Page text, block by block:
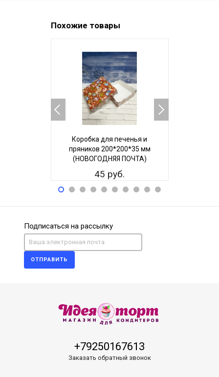
Похожие товары
Коробка для печенья и
пряников 200*200*35 мм
(НОВОГОДНЯЯ ПОЧТА)
45 руб.
Подписаться на рассылку
ОТПРАВИТЬ
+79250167613
Заказать обратный звонок